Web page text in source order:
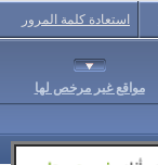
استعادة كلمة المرور
مواقع غير مرخص لها